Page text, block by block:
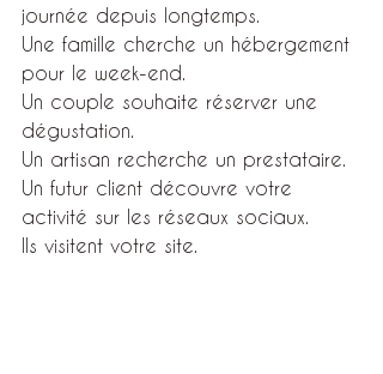
journée depuis longtemps.
Une famille cherche un hébergement
pour le week-end.
Un couple souhaite réserver une
dégustation.
Un artisan recherche un prestataire.
Un futur client découvre votre
activité sur les réseaux sociaux.
Ils visitent votre site.